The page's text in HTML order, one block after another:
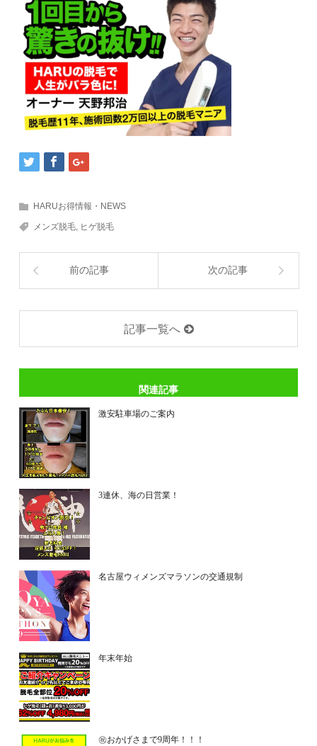
HARUお得情報・NEWS
メンズ脱毛, ヒゲ脱毛
前の記事 次の記事
記事一覧へ
関連記事
激安駐車場のご案内
3連休、海の日営業！
名古屋ウィメンズマラソンの交通規制
年末年始
㊗おかげさまで9周年！！！